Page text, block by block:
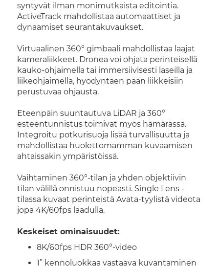
syntyvät ilman monimutkaista editointia.
ActiveTrack mahdollistaa automaattiset ja
dynaamiset seurantakuvaukset.
Virtuaalinen 360° gimbaali mahdollistaa laajat
kameraliikkeet. Dronea voi ohjata perinteisellä
kauko-ohjaimella tai immersiivisesti laseilla ja
liikeohjaimella, hyödyntäen pään liikkeisiin
perustuvaa ohjausta.
Eteenpäin suuntautuva LiDAR ja 360°
esteentunnistus toimivat myös hämärässä.
Integroitu potkurisuoja lisää turvallisuutta ja
mahdollistaa huolettomamman kuvaamisen
ahtaissakin ympäristöissä.
Vaihtaminen 360°-tilan ja yhden objektiivin
tilan välillä onnistuu nopeasti. Single Lens -
tilassa kuvaat perinteistä Avata-tyylistä videota
jopa 4K/60fps laadulla.
Keskeiset ominaisuudet:
8K/60fps HDR 360°-video
1” kennoluokkaa vastaava kuvantaminen